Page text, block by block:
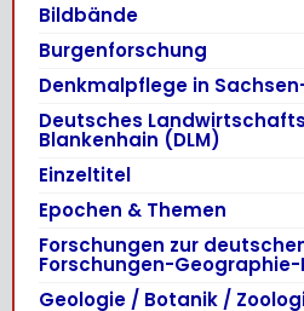
Bildbände
Burgenforschung
Denkmalpflege in
Deutsches
Blankenhain (DLM)
Einzeltitel
Epochen & Themen
Forschungen zur
Forschungen-Geographie-
Geologie / Botanik /